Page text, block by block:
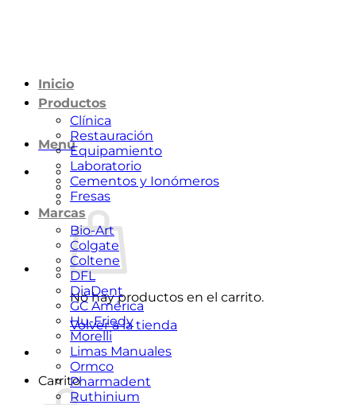
Menú
No hay productos en el carrito.
Volver a la tienda
Carrito
Inicio
Productos
Clínica
Restauración
Equipamiento
Laboratorio
Cementos y Ionómeros
Fresas
Marcas
Bio-Art
Colgate
Coltene
DFL
DiaDent
GC América
Hu-Friedy
Morelli
Limas Manuales
Ormco
Pharmadent
Ruthinium